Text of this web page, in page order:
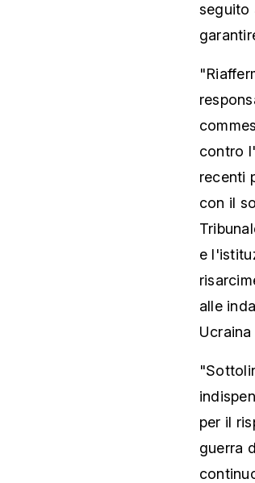
seguito
contro
recenti
con il
e
alle
per il
guerra